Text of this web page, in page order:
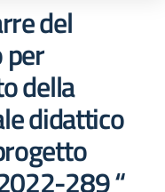
del
per
della
didattico
289 “